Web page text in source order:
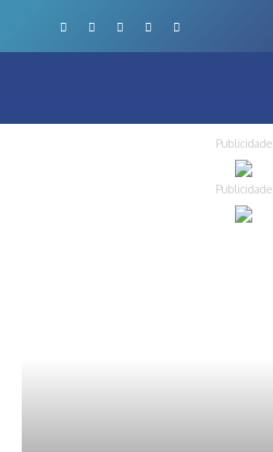
Publicidade
Publicidade